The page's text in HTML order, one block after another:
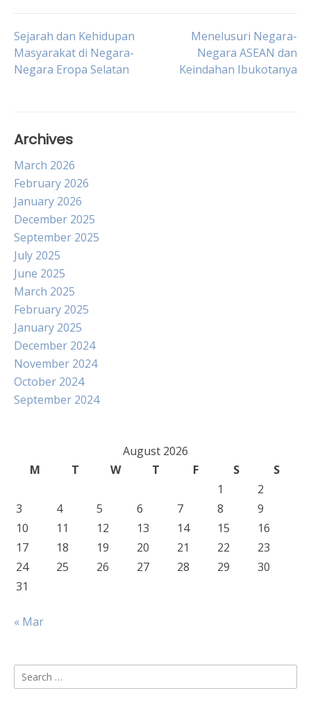
Post
navigation
Sejarah dan Kehidupan
Masyarakat di Negara-
Negara Eropa Selatan
Menelusuri Negara-
Negara ASEAN dan
Keindahan Ibukotanya
Archives
March 2026
February 2026
January 2026
December 2025
September 2025
July 2025
June 2025
March 2025
February 2025
January 2025
December 2024
November 2024
October 2024
September 2024
August 2026
M
T W T F S
S
1
2
3
4 5 6 7 8
9
10
11 12 13 14 15
16
17
18 19 20 21 22
23
24
25 26 27 28 29
30
31
« Mar
Search
for: